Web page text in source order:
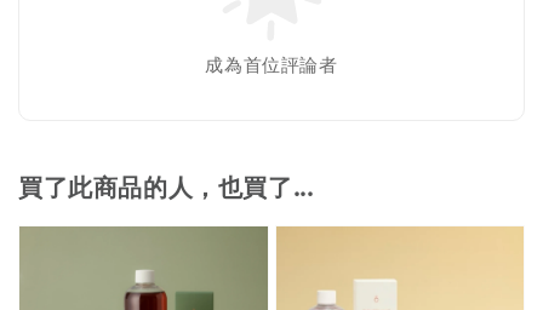
成為首位評論者
買了此商品的人，也買了...